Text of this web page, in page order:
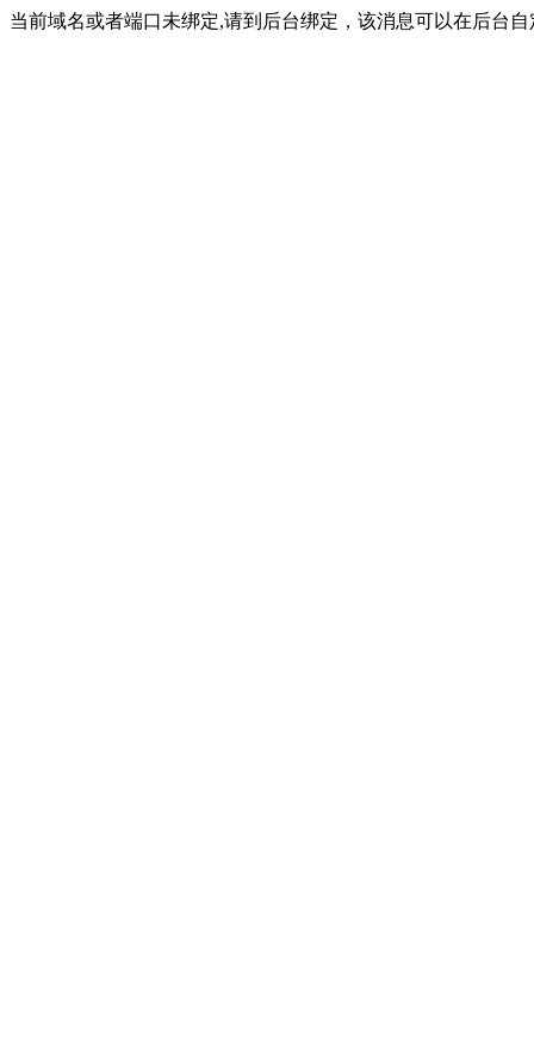
当前域名或者端口未绑定,请到后台绑定，该消息可以在后台自